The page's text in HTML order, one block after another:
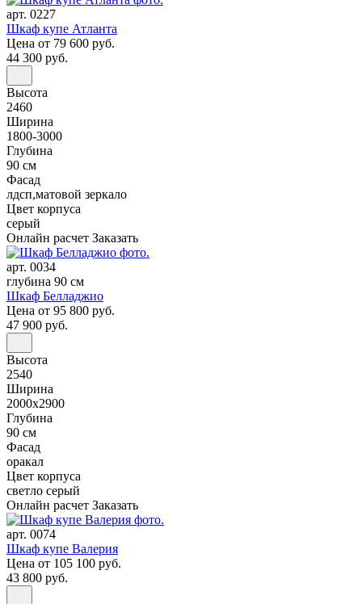
арт. 0227
Шкаф купе Атланта
Цена от 79 600 руб.
44 300 руб.
Высота
2460
Ширина
1800-3000
Глубина
90 см
Фасад
лдсп,матовой зеркало
Цвет корпуса
серый
Онлайн расчет Заказать
арт. 0034
глубина 90 см
Шкаф Белладжио
Цена от 95 800 руб.
47 900 руб.
Высота
2540
Ширина
2000x2900
Глубина
90 см
Фасад
оракал
Цвет корпуса
светло серый
Онлайн расчет Заказать
арт. 0074
Шкаф купе Валерия
Цена от 105 100 руб.
43 800 руб.